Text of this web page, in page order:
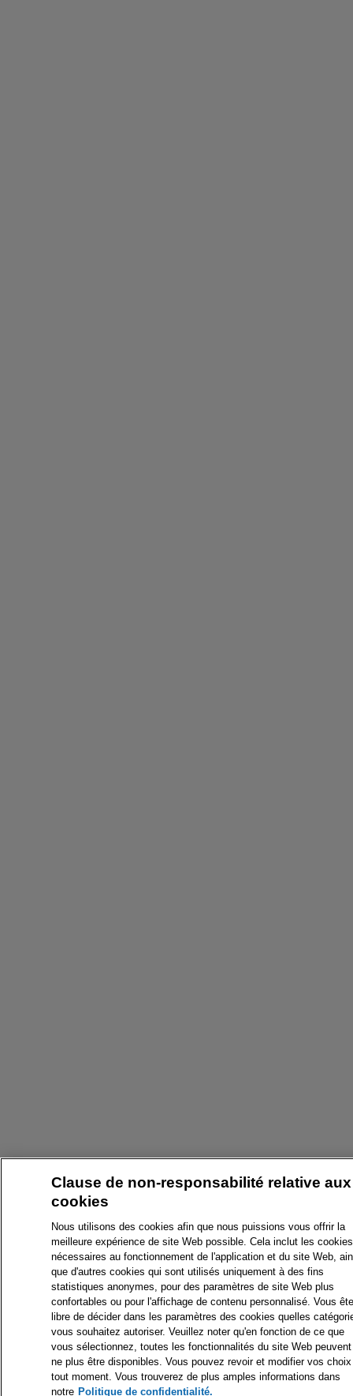
Clause de non-responsabilité relative aux
cookies
Nous utilisons des cookies afin que nous puissions vous offrir la
meilleure expérience de site Web possible. Cela inclut les cookies
nécessaires au fonctionnement de l'application et du site Web,
que d'autres cookies qui sont utilisés uniquement à des fins
statistiques anonymes, pour des paramètres de site Web plus
confortables ou pour l'affichage de contenu personnalisé. Vous
libre de décider dans les paramètres des cookies quelles
vous souhaitez autoriser. Veuillez noter qu'en fonction de ce que
vous sélectionnez, toutes les fonctionnalités du site Web peuvent
ne plus être disponibles. Vous pouvez revoir et modifier vos
tout moment. Vous trouverez de plus amples informations dans
notre Politique de confidentialité.